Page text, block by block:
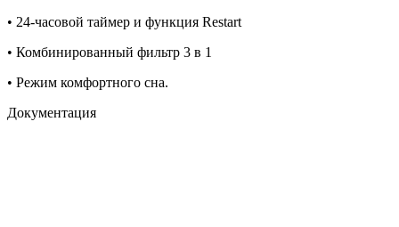
• 24-часовой таймер и функция Restart
• Комбинированный фильтр 3 в 1
• Режим комфортного сна.
Документация